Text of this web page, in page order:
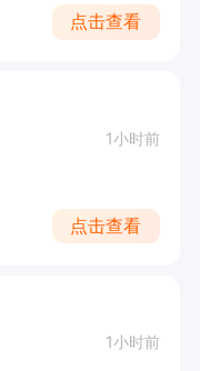
点击查看
1小时前
点击查看
1小时前